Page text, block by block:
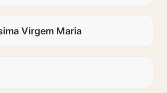
Virgem Maria